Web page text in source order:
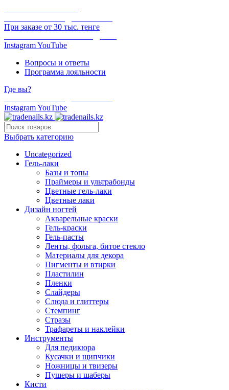
При заказе от 30 тыс. тенге
InstagramYouTube
Вопросы и ответы
Программа лояльности
Где вы?
InstagramYouTube
Выбрать категорию
Uncategorized
Гель-лаки
Базы и топы
Праймеры и ультрабонды
Цветные гель-лаки
Цветные лаки
Дизайн ногтей
Акварельные краски
Гель-краски
Гель-пасты
Ленты, фольга, битое стекло
Материалы для декора
Пигменты и втирки
Пластилин
Пленки
Слайдеры
Слюда и глиттеры
Стемпинг
Стразы
Трафареты и наклейки
Инструменты
Для педикюра
Кусачки и щипчики
Ножницы и твизеры
Пушеры и шаберы
Кисти